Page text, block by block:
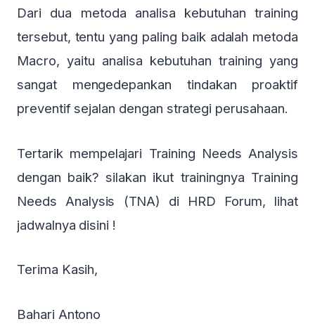
Dari dua metoda analisa kebutuhan training
tersebut, tentu yang paling baik adalah metoda
Macro, yaitu analisa kebutuhan training yang
sangat mengedepankan tindakan proaktif
preventif sejalan dengan strategi perusahaan.
Tertarik mempelajari Training Needs Analysis
dengan baik? silakan ikut trainingnya Training
Needs Analysis (TNA)
di HRD Forum, lihat
jadwalnya disini !
Terima Kasih,
Bahari Antono